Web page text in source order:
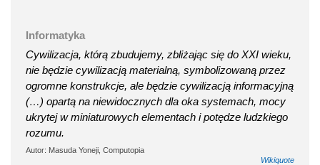
Informatyka
Cywilizacja, którą zbudujemy, zbliżając się do XXI wieku,
nie będzie cywilizacją materialną, symbolizowaną przez
ogromne konstrukcje, ale będzie cywilizacją informacyjną
(…) opartą na niewidocznych dla oka systemach, mocy
ukrytej w miniaturowych elementach i potędze ludzkiego
rozumu.
Autor: Masuda Yoneji, Computopia
Wikiquote